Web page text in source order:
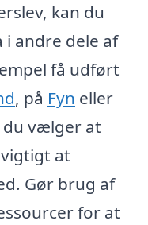
kan du
andre dele af
få udført
, på Fyn eller
du vælger at
at
Gør brug af
for at